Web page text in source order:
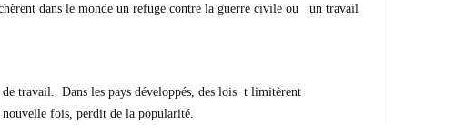
dans le monde un refuge contre la guerre civile ou un travail
de travail. Dans les pays développés, des lois t limitèrent
fois, perdit de la popularité.